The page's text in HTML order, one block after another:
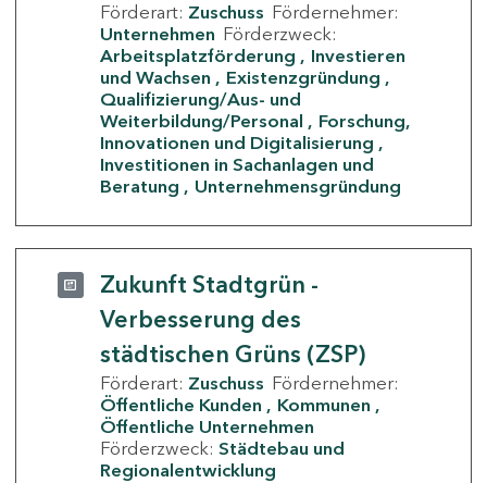
Förderart: Zuschuss Fördernehmer:
Unternehmen Förderzweck:
Arbeitsplatzförderung
Investieren
und Wachsen
Existenzgründung
Qualifizierung/Aus- und
Weiterbildung/Personal
Forschung,
Innovationen und Digitalisierung
Investitionen in Sachanlagen und
Beratung
Unternehmensgründung
Zukunft Stadtgrün -
Verbesserung des
städtischen Grüns (ZSP)
Förderart: Zuschuss Fördernehmer:
Öffentliche Kunden
Kommunen
Öffentliche Unternehmen
Förderzweck: Städtebau und
Regionalentwicklung